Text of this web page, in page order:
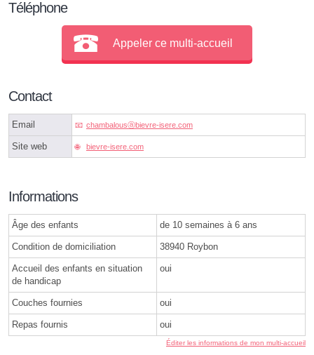
Téléphone
Appeler ce multi-accueil
Contact
Email chambalousⓐbievre-isere.com
Site web bievre-isere.com
Informations
Âge des enfants de 10 semaines à 6 ans
Condition de domiciliation 38940 Roybon
Accueil des enfants en situation
de handicap
oui
Couches fournies oui
Repas fournis oui
Éditer les informations de mon multi-accueil